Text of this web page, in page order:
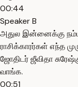
00:44
Speaker B
அதுல இன்னைக்கு
ராசிக்காரர்கள் எந்த
ஜோதிடர் ஜீவிதா
வாங்க.
00:51